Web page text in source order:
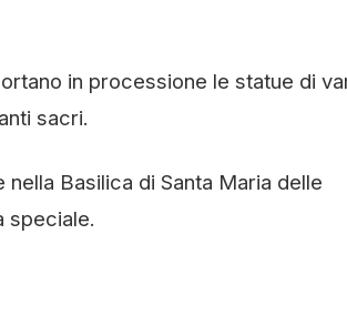
in processione le statue di
sacri.
Basilica di Santa Maria delle
speciale.